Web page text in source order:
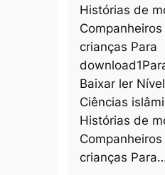
Histórias de
Companheiros
crianças Para
Baixar ler
Ciências
Histórias de
Companheiros
crianças